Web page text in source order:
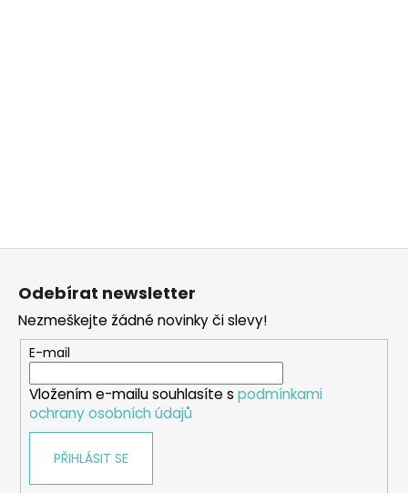
Odebírat newsletter
Nezmeškejte žádné novinky či slevy!
E-mail
Vložením e-mailu souhlasíte s podmínkami
ochrany osobních údajů
PŘIHLÁSIT SE